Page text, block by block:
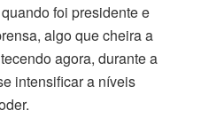
foi presidente e
algo que cheira a
agora, durante a
intensificar a níveis